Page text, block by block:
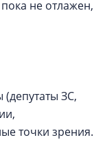
не отлажен,
ЗС,
точки зрения.